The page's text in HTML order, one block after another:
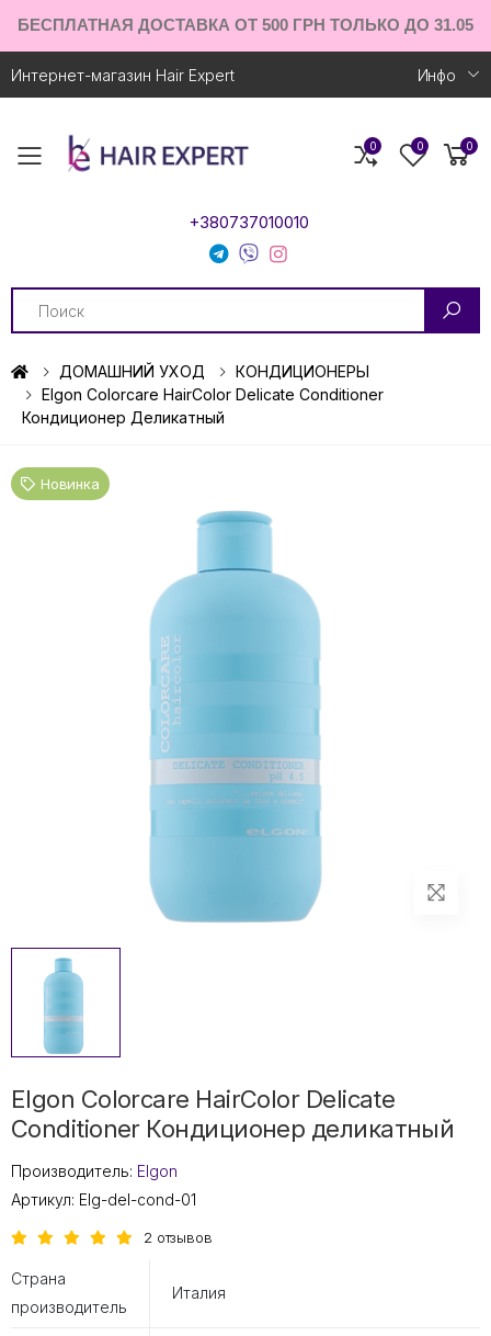
БЕСПЛАТНАЯ ДОСТАВКА ОТ 500 ГРН ТОЛЬКО ДО 31.05
Интернет-магазин Hair Expert Инфо
Toggle mobile menu
+380737010010
Search
0 0 0
ДОМАШНИЙ УХОД
КОНДИЦИОНЕРЫ
Elgon Colorcare HairColor Delicate Conditioner
Кондиционер Деликатный
Новинка
Elgon Colorcare HairColor Delicate
Conditioner Кондиционер деликатный
Производитель: Elgon
Артикул: Elg-del-cond-01
2 отзывов
Страна
производитель
Италия